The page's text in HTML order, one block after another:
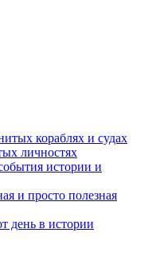
кораблях и судах
личностях
истории и
и просто полезная
день в истории